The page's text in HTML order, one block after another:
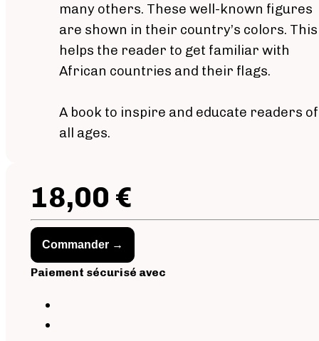
many others. These well-known figures
are shown in their country’s colors. This
helps the reader to get familiar with
African countries and their flags.
A book to inspire and educate readers of
all ages.
18,00 €
Commander →
Paiement sécurisé avec